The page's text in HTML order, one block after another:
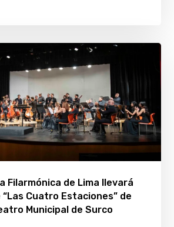
Filarmónica de Lima llevará
“Las Cuatro Estaciones” de
Municipal de Surco